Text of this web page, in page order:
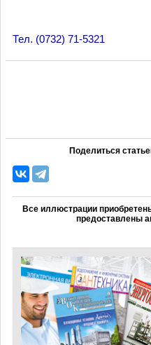
Тел. (0732) 71-5321
Поделиться
Все иллюстрации
предоставлены